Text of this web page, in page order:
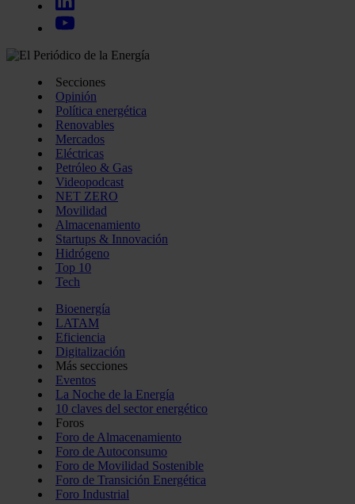
Secciones
Opinión
Política energética
Renovables
Mercados
Eléctricas
Petróleo & Gas
Videopodcast
NET ZERO
Movilidad
Almacenamiento
Startups & Innovación
Hidrógeno
Top 10
Tech
Bioenergía
LATAM
Eficiencia
Digitalización
Más secciones
Eventos
La Noche de la Energía
10 claves del sector energético
Foros
Foro de Almacenamiento
Foro de Autoconsumo
Foro de Movilidad Sostenible
Foro de Transición Energética
Foro Industrial